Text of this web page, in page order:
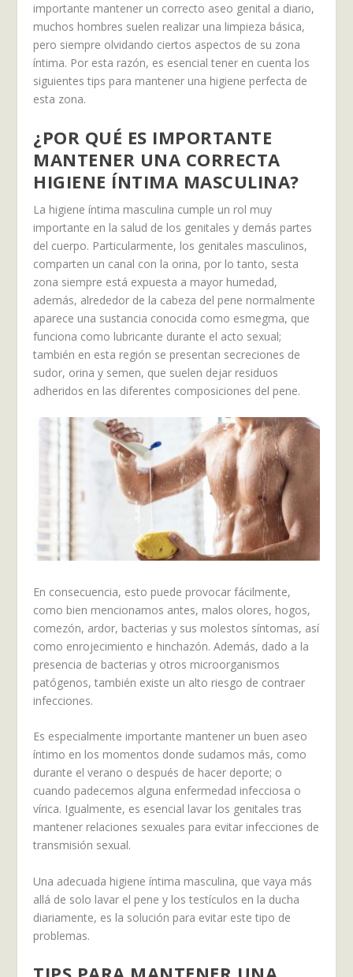
importante mantener un correcto aseo genital a diario,
muchos hombres suelen realizar una limpieza básica,
pero siempre olvidando ciertos aspectos de su zona
íntima. Por esta razón, es esencial tener en cuenta los
siguientes tips para mantener una higiene perfecta de
esta zona.
¿POR QUÉ ES IMPORTANTE
MANTENER UNA CORRECTA
HIGIENE ÍNTIMA MASCULINA?
La higiene íntima masculina cumple un rol muy
importante en la salud de los genitales y demás partes
del cuerpo. Particularmente, los genitales masculinos,
comparten un canal con la orina, por lo tanto, sesta
zona siempre está expuesta a mayor humedad,
además, alrededor de la cabeza del pene normalmente
aparece una sustancia conocida como esmegma, que
funciona como lubricante durante el acto sexual;
también en esta región se presentan secreciones de
sudor, orina y semen, que suelen dejar residuos
adheridos en las diferentes composiciones del pene.
En consecuencia, esto puede provocar fácilmente,
como bien mencionamos antes, malos olores, hogos,
comezón, ardor, bacterias y sus molestos síntomas, así
como enrojecimiento e hinchazón. Además, dado a la
presencia de bacterias y otros microorganismos
patógenos, también existe un alto riesgo de contraer
infecciones.
Es especialmente importante mantener un buen aseo
íntimo en los momentos donde sudamos más, como
durante el verano o después de hacer deporte; o
cuando padecemos alguna enfermedad infecciosa o
vírica. Igualmente, es esencial lavar los genitales tras
mantener relaciones sexuales para evitar infecciones de
transmisión sexual.
Una adecuada higiene íntima masculina, que vaya más
allá de solo lavar el pene y los testículos en la ducha
diariamente, es la solución para evitar este tipo de
problemas.